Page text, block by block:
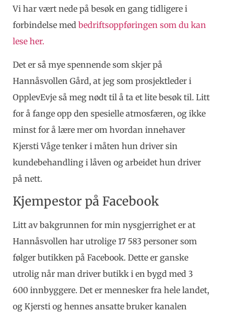
Vi har vært nede på besøk en gang tidligere i
forbindelse med bedriftsoppføringen som du kan
lese her.
Det er så mye spennende som skjer på
Hannåsvollen Gård, at jeg som prosjektleder i
OpplevEvje så meg nødt til å ta et lite besøk til. Litt
for å fange opp den spesielle atmosfæren, og ikke
minst for å lære mer om hvordan innehaver
Kjersti Våge tenker i måten hun driver sin
kundebehandling i låven og arbeidet hun driver
på nett.
Kjempestor på Facebook
Litt av bakgrunnen for min nysgjerrighet er at
Hannåsvollen har utrolige 17 583 personer som
følger butikken på Facebook. Dette er ganske
utrolig når man driver butikk i en bygd med 3
600 innbyggere. Det er mennesker fra hele landet,
og Kjersti og hennes ansatte bruker kanalen